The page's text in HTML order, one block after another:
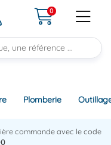
0
Plomberie
commande avec le code